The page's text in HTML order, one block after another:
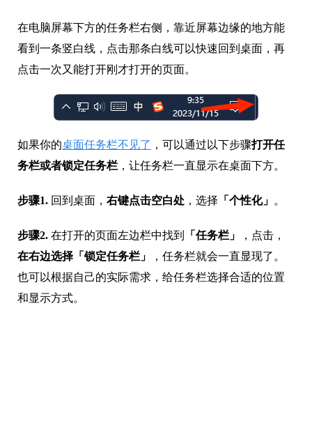
在电脑屏幕下方的任务栏右侧，靠近屏幕边缘的地方能
看到一条竖白线，点击那条白线可以快速回到桌面，再
点击一次又能打开刚才打开的页面。
如果你的桌面任务栏不见了 ，可以通过以下步骤打开任
务栏或者锁定任务栏 ，让任务栏一直显示在桌面下方。
步骤1. 回到桌面， 右键点击空白处 ，选择 「个性化」 。
步骤2. 在打开的页面左边栏中找到 「任务栏」
，点击，
在右边选择「锁定任务栏」
，任务栏就会一直显现了。
也可以根据自己的实际需求，给任务栏选择合适的位置
和显示方式。